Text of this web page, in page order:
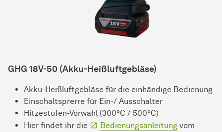
GHG 18V-50 (Akku-Heißluftgebläse)
Akku-Heißluftgebläse für die einhändige Bedienung
Einschaltsprerre für Ein-/ Ausschalter
Hitzestufen-Vorwahl (300°C / 500°C)
Hier findet ihr die
Bedienungsanleitung vom